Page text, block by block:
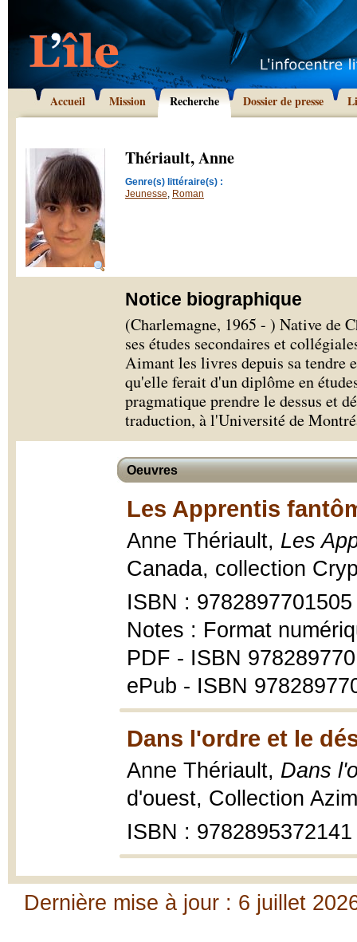
Accueil Mission Recherche Dossier de presse
Thériault, Anne
Genre(s) littéraire(s) :
Jeunesse, Roman
Notice biographique
(Charlemagne, 1965 - ) Native de
ses études secondaires et
Aimant les livres depuis sa tendre
qu'elle ferait d'un diplôme en
pragmatique prendre le dessus et
traduction, à l'Université de
Oeuvres
Les Apprentis
Anne Thériault, Les
Canada, collection
ISBN : 9782897701505
Notes : Format
PDF - ISBN
ePub - ISBN
Dans l'ordre et le
Anne Thériault, Dans
d'ouest, Collection
ISBN : 9782895372141
Dernière mise à jour : 6 juillet